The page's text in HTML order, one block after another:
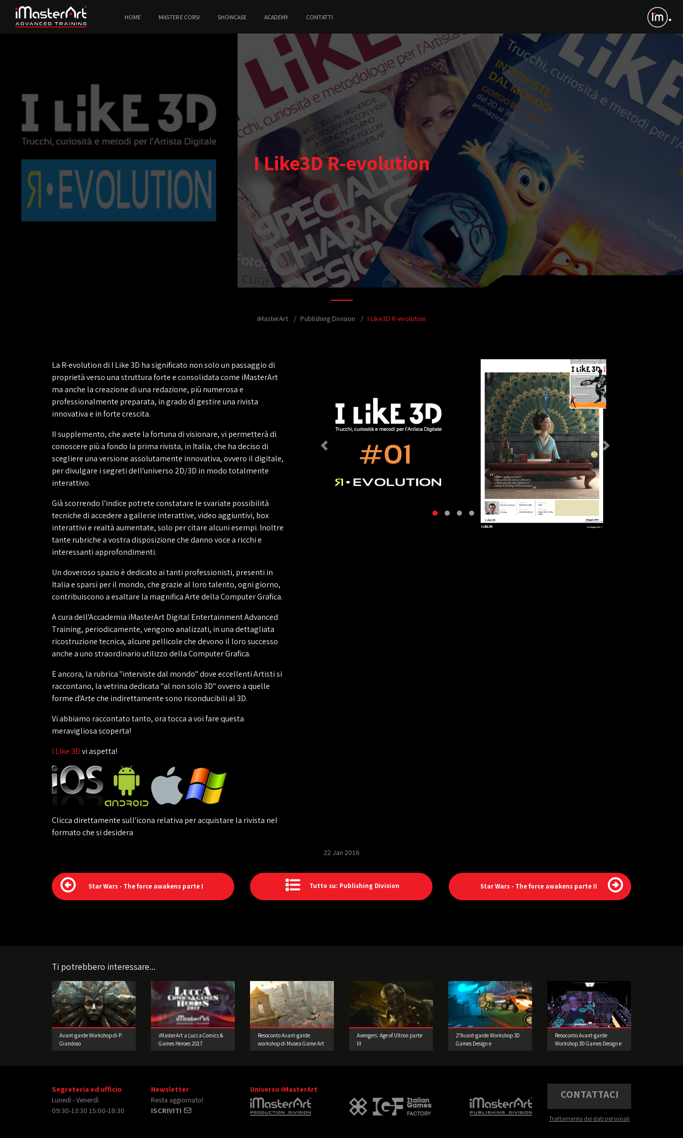
HOME MASTER E CORSI SHOWCASE ACADEMY CONTATTI
I Like3D R-evolution
iMasterArt Publishing Division I Like3D R-evolution
La R-evolution di I Like 3D ha significato non solo un passaggio di
proprietà verso una struttura forte e consolidata come iMasterArt
ma anche la creazione di una redazione, più numerosa e
professionalmente preparata, in grado di gestire una rivista
innovativa e in forte crescita.
Il supplemento, che avete la fortuna di visionare, vi permetterà di
conoscere più a fondo la prima rivista, in Italia, che ha deciso di
scegliere una versione assolutamente innovativa, ovvero il digitale,
per divulgare i segreti dell'universo 2D/3D in modo totalmente
interattivo.
Già scorrendo l'indice potrete constatare le svariate possibilità
tecniche di accedere a gallerie interattive, video aggiuntivi, box
interattivi e realtà aumentate, solo per citare alcuni esempi. Inoltre
tante rubriche a vostra disposizione che danno voce a ricchi e
interessanti approfondimenti.
Un doveroso spazio è dedicato ai tanti professionisti, presenti in
Italia e sparsi per il mondo, che grazie al loro talento, ogni giorno,
contribuiscono a esaltare la magnifica Arte della Computer Grafica.
A cura dell'Accademia iMasterArt Digital Entertainment Advanced
Training, periodicamente, vengono analizzati, in una dettagliata
ricostruzione tecnica, alcune pellicole che devono il loro successo
anche a uno straordinario utilizzo della Computer Grafica.
E ancora, la rubrica "interviste dal mondo" dove eccellenti Artisti si
raccontano, la vetrina dedicata "al non solo 3D" ovvero a quelle
forme d'Arte che indirettamente sono riconducibili al 3D.
Vi abbiamo raccontato tanto, ora tocca a voi fare questa
meravigliosa scoperta!
I Like 3Dvi aspetta!
Clicca direttamente sull'icona relativa per acquistare la rivista nel
formato che si desidera
22 Jan 2016
Star Wars - The force awakens parte I Tutto su: Publishing Division Star Wars - The force awakens parte II
Ti potrebbero interessare...
Avant-garde Workshop di P.
Giandoso
iMasterArt a Lucca Comics &
Games Heroes 2017
Resoconto Avant-garde
workshop di Musea Game Art
Avengers: Age of Ultron parte
III
2°Avant-garde Workshop 3D
Games Design e
Resoconto Avant-garde
Workshop 3D Games Design e
Segreteria ed ufficio
Lunedì - Venerdì
09:30-13:30 15:00-18:30
Newsletter
Resta aggiornato!
ISCRIVITI
Universo iMasterArt CONTATTACI
Trattamento dei dati personali